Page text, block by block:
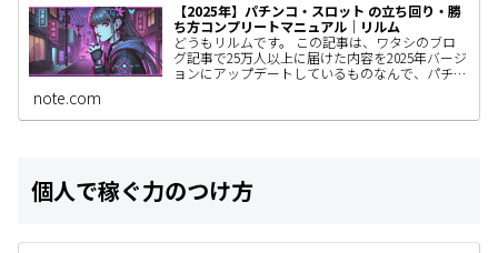
【2025年】パチンコ・スロット の立ち回り・勝
ち方コンプリートマニュアル｜リルム
どうもリルムです。 この記事は、ワタシのブロ
グ記事で25万人以上に届けた内容を2025年バージ
ョンにアップデートしているものなんで、パチン
note.com
個人で稼ぐ力のつけ方